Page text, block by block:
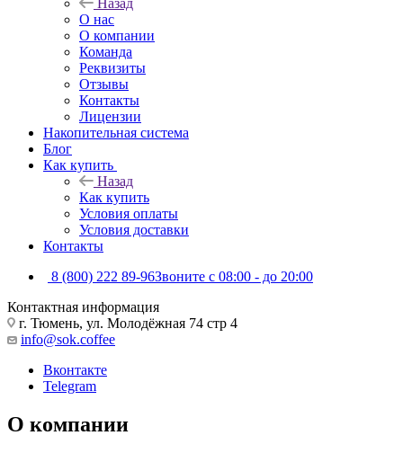
Назад
О нас
О компании
Команда
Реквизиты
Отзывы
Контакты
Лицензии
Накопительная система
Блог
Как купить
Назад
Как купить
Условия оплаты
Условия доставки
Контакты
8 (800) 222 89-96Звоните с 08:00 - до 20:00
Контактная информация
г. Тюмень, ул. Молодёжная 74 стр 4
info@sok.coffee
Вконтакте
Telegram
О компании